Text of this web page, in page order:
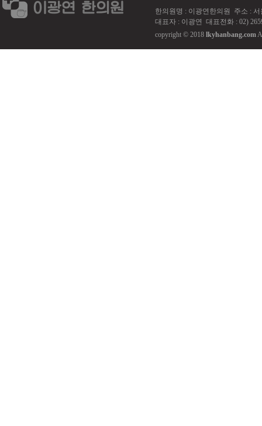
한의원명 : 이광연한의원 주소 : 서
대표자 : 이광연 대표전화 : 02)
copyright © 2018 lkyhanbang.com